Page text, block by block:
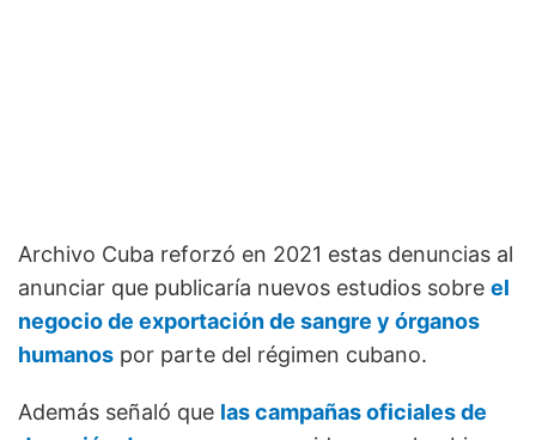
Archivo Cuba reforzó en 2021 estas denuncias al
anunciar que publicaría nuevos estudios sobre el
negocio de exportación de sangre y órganos
humanos por parte del régimen cubano.
Además señaló que las campañas oficiales de